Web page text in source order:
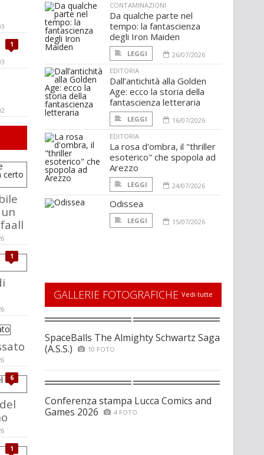
1
1
6
1
CONTAMINAZIONI
Da qualche parte nel
tempo: la fantascienza
degli Iron Maiden
LEGGI
26/07/2026
EDITORIA
Dall’antichità alla Golden
Age: ecco la storia della
fantascienza letteraria
LEGGI
16/07/2026
EDITORIA
La rosa d'ombra, il "thriller
esoterico" che spopola ad
Arezzo
LEGGI 24/07/2026
Odissea
LEGGI 15/07/2026
GALLERIE FOTOGRAFICHE Vedi tutte
SpaceBalls The Almighty Schwartz Saga
(A.S.S.)
10 FOTO
Conferenza stampa Lucca Comics and
Games 2026
4 FOTO